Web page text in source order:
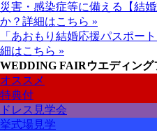
災害・感染症等に備える【結
か？ 詳細はこちら »
「あおもり結婚応援パスポー
細はこちら »
WEDDING FAIRウエディング
オススメ
特典付
ドレス見学会
挙式場見学